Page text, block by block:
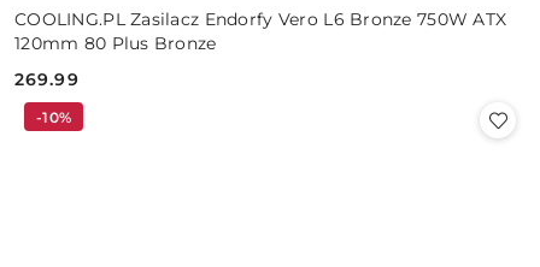
COOLING.PL Zasilacz Endorfy Vero L6 Bronze 750W ATX
120mm 80 Plus Bronze
Cena:
269.99
-10%